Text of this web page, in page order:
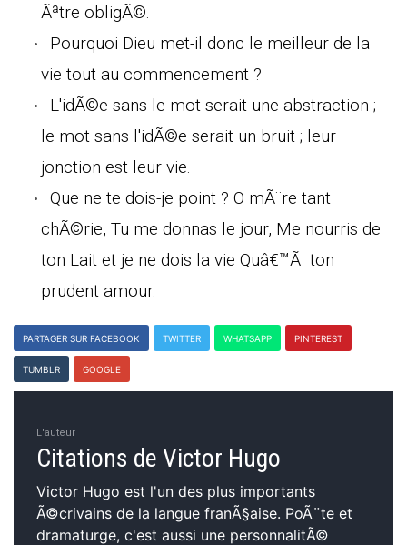
Ãªtre obligÃ©.
Pourquoi Dieu met-il donc le meilleur de la
vie tout au commencement ?
L'idÃ©e sans le mot serait une abstraction ;
le mot sans l'idÃ©e serait un bruit ; leur
jonction est leur vie.
Que ne te dois-je point ? O mÃ¨re tant
chÃ©rie, Tu me donnas le jour, Me nourris de
ton Lait et je ne dois la vie Quâ€™Ã ton
prudent amour.
PARTAGER SUR FACEBOOK TWITTER WHATSAPP PINTEREST
TUMBLR GOOGLE
L'auteur
Citations de Victor Hugo
Victor Hugo est l'un des plus importants
Ã©crivains de la langue franÃ§aise. PoÃ¨te et
dramaturge, c'est aussi une personnalitÃ©